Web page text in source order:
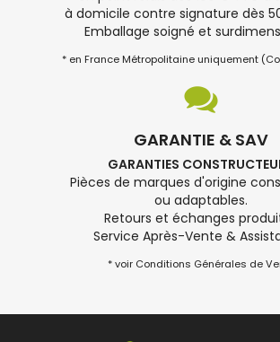
à domicile contre signature dès
Emballage soigné et
* en France Métropolitaine uniquement
GARANTIE & SAV
GARANTIES
Pièces de marques d'origine
ou adaptables.
Retours et échanges
Service Après-Vente &
* voir Conditions Générales de